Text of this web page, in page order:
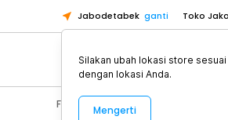
Jabodetabek ganti Toko
Toko
Toko
Pick n
Pick n
Fashion, Make Up & Beauty Care
Silakan ubah lokasi store sesuai
dengan lokasi Anda.
Mengerti